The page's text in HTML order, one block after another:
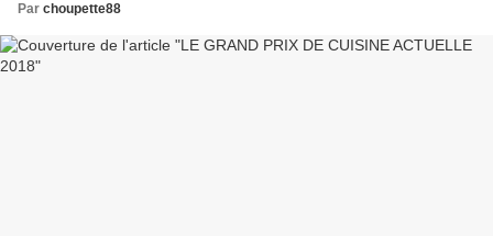
Par choupette88